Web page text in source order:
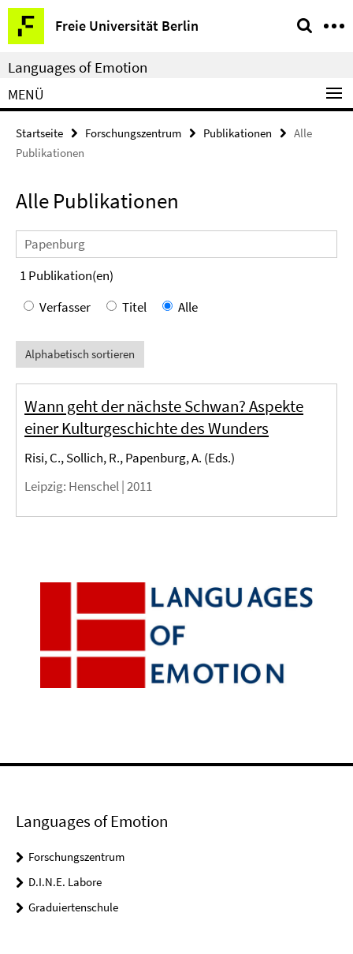
Springe
direkt
zu
Inhalt
Freie Universität Berlin
Service-
Navigation
Languages of Emotion
MENÜ
Startseite Forschungszentrum Publikationen
Alle
Publikationen
Alle Publikationen
Suchbegriff
1Publikation(en)
Verfasser
Titel Alle
Alphabetisch sortieren
Wann geht der nächste Schwan? Aspekte
einer Kulturgeschichte des Wunders
Risi, C., Sollich, R., Papenburg, A. (Eds.)
Leipzig: Henschel |2011
Languages of Emotion
Forschungszentrum
D.I.N.E. Labore
Graduiertenschule